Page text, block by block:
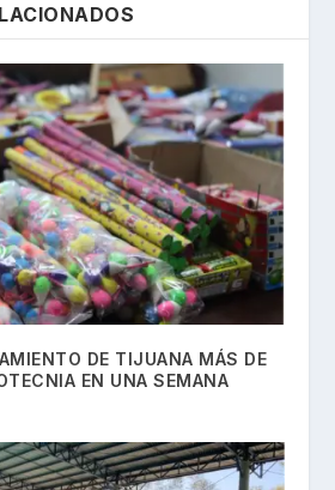
DE TIJUANA MÁS DE
EN UNA SEMANA